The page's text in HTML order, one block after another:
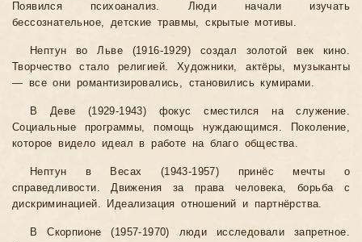
Появился психоанализ. Люди начали изучать
бессознательное, детские травмы, скрытые мотивы.
Нептун во Льве (1916-1929) создал золотой век кино.
Творчество стало религией. Художники, актёры, музыканты
— все они романтизировались, становились кумирами.
В Деве (1929-1943) фокус сместился на служение.
Социальные программы, помощь нуждающимся. Поколение,
которое видело идеал в работе на благо общества.
Нептун в Весах (1943-1957) принёс мечты о
справедливости. Движения за права человека, борьба с
дискриминацией. Идеализация отношений и партнёрства.
В Скорпионе (1957-1970) люди исследовали запретное.